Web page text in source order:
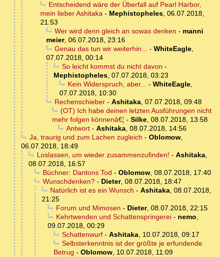
Entscheidend wäre der Überfall auf Pearl Harbor,
mein lieber Ashitaka - Mephistopheles, 06.07.2018,
21:53
Wer wird denn gleich an sowas denken - manni
meier, 06.07.2018, 23:16
Genau das tun wir weiterhin... - WhiteEagle,
07.07.2018, 00:14
So leicht kommst du nicht davon -
Mephistopheles, 07.07.2018, 03:23
Kein Widerspruch, aber... - WhiteEagle,
07.07.2018, 10:30
Rechenschieber- Ashitaka, 07.07.2018, 09:48
(OT) Ich habe deinen letzten Ausführungen nicht
mehr folgen könnenâ€¦ - Silke, 08.07.2018, 13:58
Antwort- Ashitaka, 08.07.2018, 14:56
Ja, traurig und zum Lachen zugleich - Oblomow,
06.07.2018, 18:49
Loslassen, um wieder zusammenzufinden! - Ashitaka,
08.07.2018, 16:57
Büchner: Dantons Tod - Oblomow, 08.07.2018, 17:40
Wunschdenken?- Dieter, 08.07.2018, 18:47
Natürlich ist es ein Wunsch - Ashitaka, 08.07.2018,
21:25
Forum und Mimosen - Dieter, 08.07.2018, 22:15
Kehrtwenden und Schattenspringerei- nemo,
09.07.2018, 00:29
Schattenwurf- Ashitaka, 10.07.2018, 09:17
Selbsterkenntnis ist der größte je erfundende
Betrug - Oblomow, 10.07.2018, 11:09